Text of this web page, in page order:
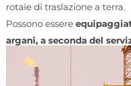
rotaie di traslazione a terra.
Possono essere
argani, a seconda del